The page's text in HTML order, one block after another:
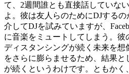
て、2週間誰とも直接話していな
よ。彼は友人らのためにDJするの
介してDJを試みていますが、
に音楽をミュートしてしまう。彼
ディスタンシングが続く未来を
をさらに膨らませるため、結果
が続くというわけです。ともかく